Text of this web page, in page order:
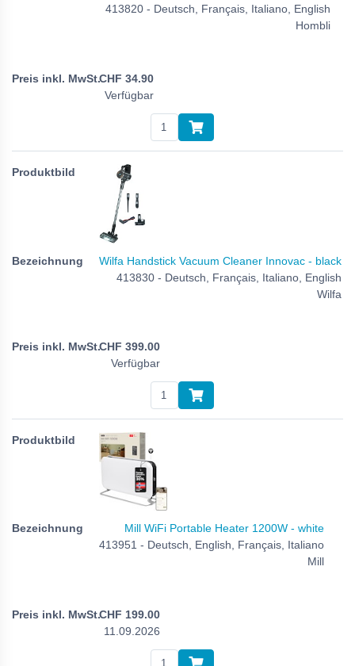
413820 - Deutsch, Français, Italiano, English
Hombli
CHF 34.90
Verfügbar
Wilfa Handstick Vacuum Cleaner Innovac - black
413830 - Deutsch, Français, Italiano, English
Wilfa
CHF 399.00
Verfügbar
Mill WiFi Portable Heater 1200W - white
413951 - Deutsch, English, Français, Italiano
Mill
CHF 199.00
11.09.2026